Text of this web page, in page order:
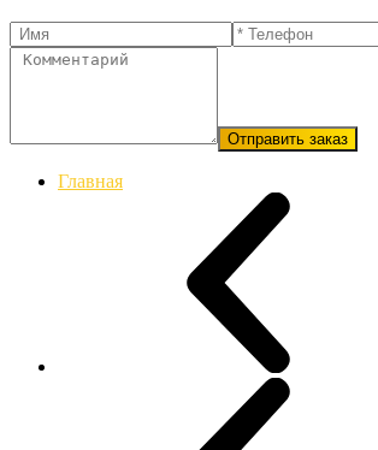
Отправить заказ
Главная